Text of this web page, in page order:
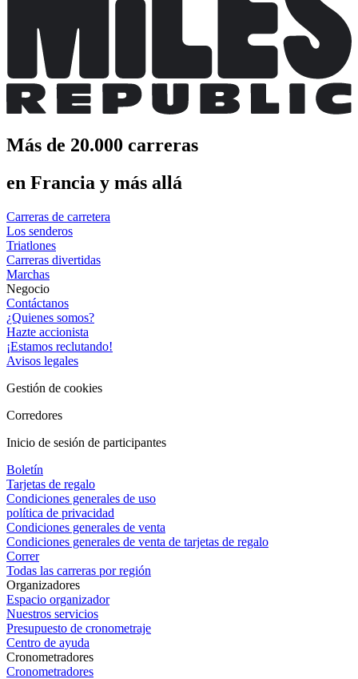
Más de 20.000 carreras
en Francia y más allá
Carreras de carretera
Los senderos
Triatlones
Carreras divertidas
Marchas
Negocio
Contáctanos
¿Quienes somos?
Hazte accionista
¡Estamos reclutando!
Avisos legales
Gestión de cookies
Corredores
Inicio de sesión de participantes
Boletín
Tarjetas de regalo
Condiciones generales de uso
política de privacidad
Condiciones generales de venta
Condiciones generales de venta de tarjetas de regalo
Correr
Todas las carreras por región
Organizadores
Espacio organizador
Nuestros servicios
Presupuesto de cronometraje
Centro de ayuda
Cronometradores
Cronometradores